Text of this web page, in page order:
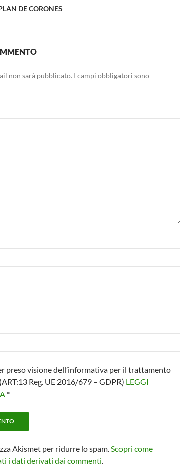
DE CORONES
non sarà pubblicato. I campi obbligatori sono
preso visione dell’informativa per il trattamento
Reg. UE 2016/679 – GDPR) LEGGI
*
Akismet per ridurre lo spam.Scopri come
i dati derivati dai commenti.